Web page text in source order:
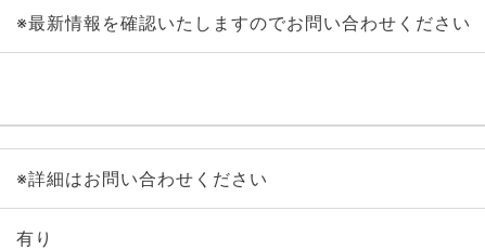
※最新情報を確認いたしますのでお問い合わせください
※詳細はお問い合わせください
有り